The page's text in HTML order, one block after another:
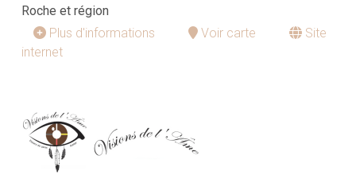
Roche et région
Plus d'informations
Voir carte
Site
internet